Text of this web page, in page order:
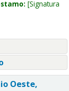
Signatura
Oeste,